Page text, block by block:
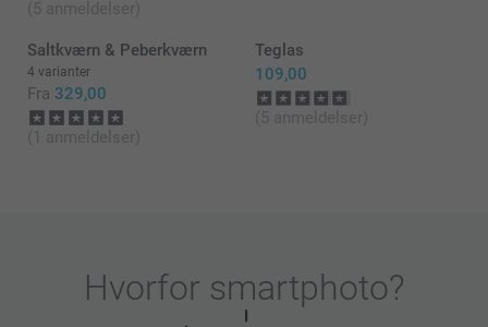
De bedste hilsner
Zeinab @smartphoto
(5 anmeldelser)
Saltkværn & Peberkværn
4 varianter
Fra 329,00
(1 anmeldelser)
Teglas
109,00
(5 anmeldelser)
Hvorfor smartphoto?